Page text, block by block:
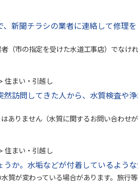
新聞チラシの業者に連絡して修理
（市の指定を受けた水道工事店）でなけ
住まい・引越し
然訪問してきた人から、水質検査や
ありません（水質に関するお問い合わせ
住まい・引越し
か。水垢などが付着しているような
質が変わっている場合があります。旅行